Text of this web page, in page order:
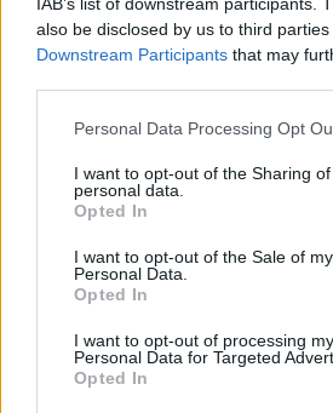
also be disclosed by us to third
Downstream Participants that may
Please note that this website/app
not limited to your visit or usage
grant or deny consent to Google and
use your data for below specified
consent section.
Personal Data Processing Opt
I want to opt-out of the Sharing
personal data.
Opted In
I want to opt-out of the Sale of my
Personal Data.
Opted In
I want to opt-out of processing my
Personal Data for Targeted
Opted In
ποσά που επενδύθηκαν για
συγκρούσεις εντός της
κατά την ομιλία του στην
Αλεξάνταρ Βούτσιτς.
ΔΙΑΦΗΜΙΣΗ